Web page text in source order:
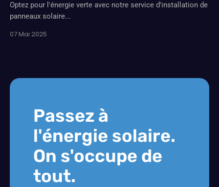
Optez pour l'énergie verte avec notre service d'installation de
panneaux solaire...
07 Mai 2025
Passez à
l'énergie solaire.
On s'occupe de
tout.